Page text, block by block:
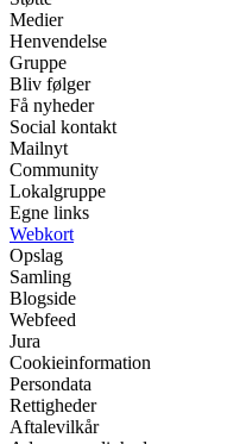
Medier
Henvendelse
Gruppe
Bliv følger
Få nyheder
Social kontakt
Mailnyt
Community
Lokalgruppe
Egne links
Webkort
Opslag
Samling
Blogside
Webfeed
Jura
Cookieinformation
Persondata
Rettigheder
Aftalevilkår